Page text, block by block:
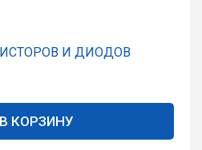
И ДИОДОВ
В КОРЗИНУ